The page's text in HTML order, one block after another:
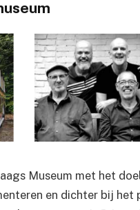
Museum met het
en dichter bij het